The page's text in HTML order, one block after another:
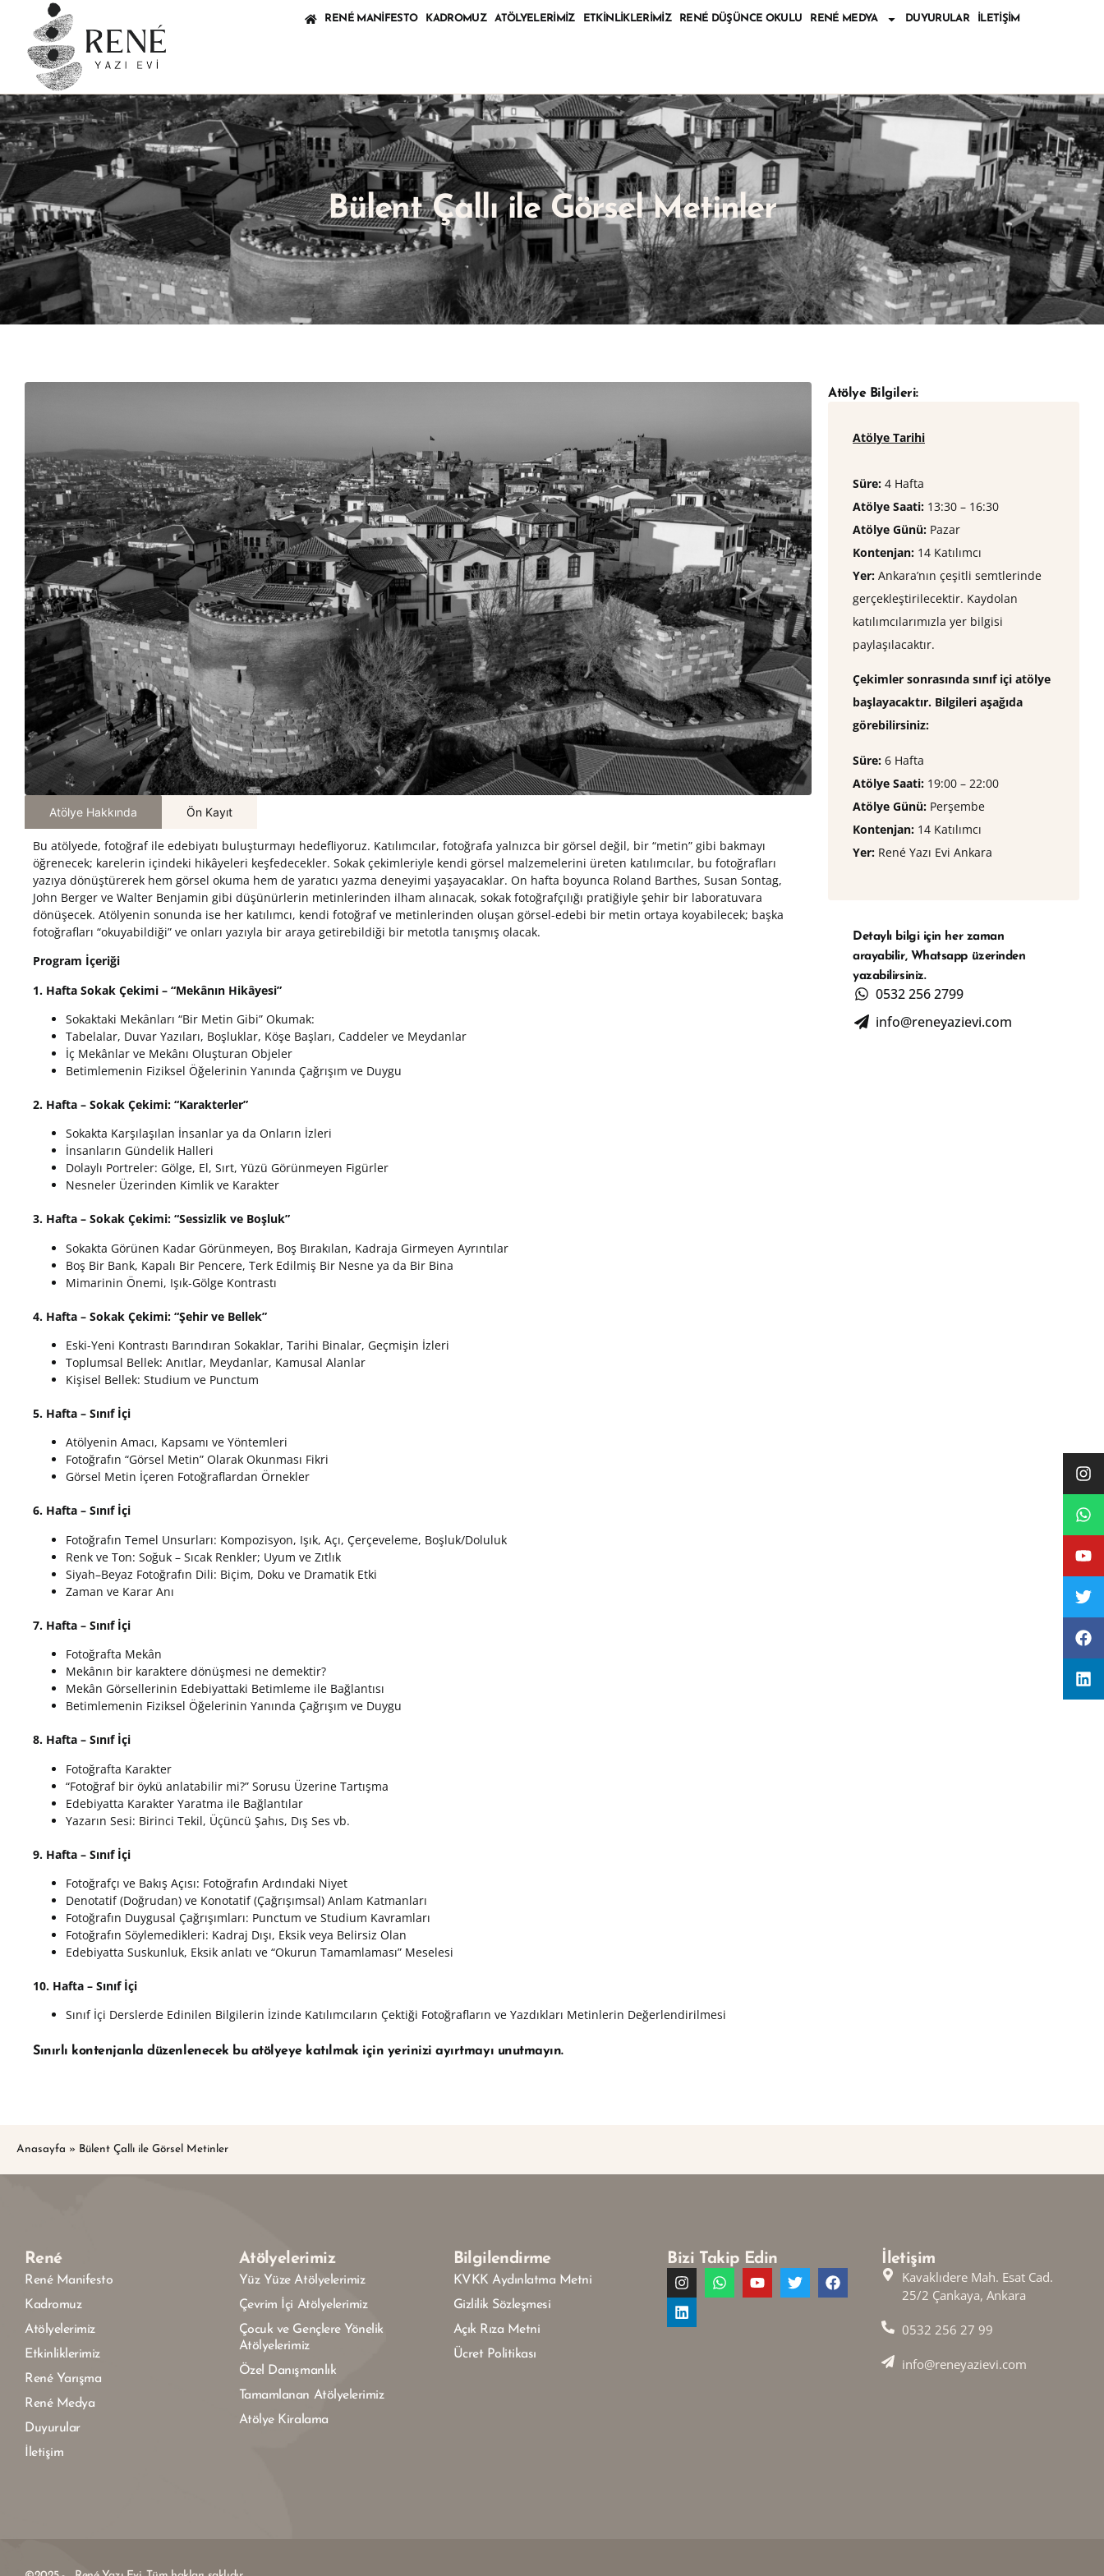
RENÉ MANIFESTO KADROMUZ ATÖLYELERIMIZ ETKINLIKLERIMIZ RENÉ DÜŞÜNCE OKULU RENÉ MEDYA DUYURULAR İLETIŞIM
Bülent Çallı ile Görsel Metinler
Atölye Hakkında Ön Kayıt
Bu atölyede, fotoğraf ile edebiyatı buluşturmayı hedefliyoruz. Katılımcılar, fotoğrafa yalnızca bir görsel değil, bir “metin” gibi bakmayı
öğrenecek; karelerin içindeki hikâyeleri keşfedecekler. Sokak çekimleriyle kendi görsel malzemelerini üreten katılımcılar, bu fotoğrafları
yazıya dönüştürerek hem görsel okuma hem de yaratıcı yazma deneyimi yaşayacaklar. On hafta boyunca Roland Barthes, Susan Sontag,
John Berger ve Walter Benjamin gibi düşünürlerin metinlerinden ilham alınacak, sokak fotoğrafçılığı pratiğiyle şehir bir laboratuvara
dönüşecek. Atölyenin sonunda ise her katılımcı, kendi fotoğraf ve metinlerinden oluşan görsel-edebi bir metin ortaya koyabilecek; başka
fotoğrafları “okuyabildiği” ve onları yazıyla bir araya getirebildiği bir metotla tanışmış olacak.
Program İçeriği
1. Hafta Sokak Çekimi – “Mekânın Hikâyesi”
Sokaktaki Mekânları “Bir Metin Gibi” Okumak:
Tabelalar, Duvar Yazıları, Boşluklar, Köşe Başları, Caddeler ve Meydanlar
İç Mekânlar ve Mekânı Oluşturan Objeler
Betimlemenin Fiziksel Öğelerinin Yanında Çağrışım ve Duygu
2. Hafta – Sokak Çekimi: “Karakterler”
Sokakta Karşılaşılan İnsanlar ya da Onların İzleri
İnsanların Gündelik Halleri
Dolaylı Portreler: Gölge, El, Sırt, Yüzü Görünmeyen Figürler
Nesneler Üzerinden Kimlik ve Karakter
3. Hafta – Sokak Çekimi: “Sessizlik ve Boşluk”
Sokakta Görünen Kadar Görünmeyen, Boş Bırakılan, Kadraja Girmeyen Ayrıntılar
Boş Bir Bank, Kapalı Bir Pencere, Terk Edilmiş Bir Nesne ya da Bir Bina
Mimarinin Önemi, Işık-Gölge Kontrastı
4. Hafta – Sokak Çekimi: “Şehir ve Bellek”
Eski-Yeni Kontrastı Barındıran Sokaklar, Tarihi Binalar, Geçmişin İzleri
Toplumsal Bellek: Anıtlar, Meydanlar, Kamusal Alanlar
Kişisel Bellek: Studium ve Punctum
5. Hafta – Sınıf İçi
Atölyenin Amacı, Kapsamı ve Yöntemleri
Fotoğrafın “Görsel Metin” Olarak Okunması Fikri
Görsel Metin İçeren Fotoğraflardan Örnekler
6. Hafta – Sınıf İçi
Fotoğrafın Temel Unsurları: Kompozisyon, Işık, Açı, Çerçeveleme, Boşluk/Doluluk
Renk ve Ton: Soğuk – Sıcak Renkler; Uyum ve Zıtlık
Siyah–Beyaz Fotoğrafın Dili: Biçim, Doku ve Dramatik Etki
Zaman ve Karar Anı
7. Hafta – Sınıf İçi
Fotoğrafta Mekân
Mekânın bir karaktere dönüşmesi ne demektir?
Mekân Görsellerinin Edebiyattaki Betimleme ile Bağlantısı
Betimlemenin Fiziksel Öğelerinin Yanında Çağrışım ve Duygu
8. Hafta – Sınıf İçi
Fotoğrafta Karakter
“Fotoğraf bir öykü anlatabilir mi?” Sorusu Üzerine Tartışma
Edebiyatta Karakter Yaratma ile Bağlantılar
Yazarın Sesi: Birinci Tekil, Üçüncü Şahıs, Dış Ses vb.
9. Hafta – Sınıf İçi
Fotoğrafçı ve Bakış Açısı: Fotoğrafın Ardındaki Niyet
Denotatif (Doğrudan) ve Konotatif (Çağrışımsal) Anlam Katmanları
Fotoğrafın Duygusal Çağrışımları: Punctum ve Studium Kavramları
Fotoğrafın Söylemedikleri: Kadraj Dışı, Eksik veya Belirsiz Olan
Edebiyatta Suskunluk, Eksik anlatı ve “Okurun Tamamlaması” Meselesi
10. Hafta – Sınıf İçi
Sınıf İçi Derslerde Edinilen Bilgilerin İzinde Katılımcıların Çektiği Fotoğrafların ve Yazdıkları Metinlerin Değerlendirilmesi
Sınırlı kontenjanla düzenlenecek bu atölyeye katılmak için yerinizi ayırtmayı unutmayın.
Atölye Bilgileri:
Atölye Tarihi
Süre: 4 Hafta
Atölye Saati: 13:30 – 16:30
Atölye Günü: Pazar
Kontenjan: ⁠14 Katılımcı
Yer: Ankara’nın çeşitli semtlerinde
gerçekleştirilecektir. Kaydolan
katılımcılarımızla yer bilgisi
paylaşılacaktır.
Çekimler sonrasında sınıf içi atölye
başlayacaktır. Bilgileri aşağıda
görebilirsiniz:
Süre: 6 Hafta
Atölye Saati: 19:00 – 22:00
Atölye Günü: Perşembe
Kontenjan: ⁠14 Katılımcı
Yer: René Yazı Evi Ankara
Detaylı bilgi için her zaman
arayabilir, Whatsapp üzerinden
yazabilirsiniz.
0532 256 2799
info@reneyazievi.com
Anasayfa » Bülent Çallı ile Görsel Metinler
René
René Manifesto
Kadromuz
Atölyelerimiz
Etkinliklerimiz
René Yarışma
René Medya
Duyurular
İletişim
Atölyelerimiz
Yüz Yüze Atölyelerimiz
Çevrim İçi Atölyelerimiz
Çocuk ve Gençlere Yönelik
Atölyelerimiz
Özel Danışmanlık
Tamamlanan Atölyelerimiz
Atölye Kiralama
Bilgilendirme
KVKK Aydınlatma Metni
Gizlilik Sözleşmesi
Açık Rıza Metni
Ücret Politikası
Bizi Takip Edin
İletişim
Kavaklıdere Mah. Esat Cad.
25/2 Çankaya, Ankara
0532 256 27 99
info@reneyazievi.com